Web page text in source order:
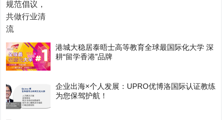
港城大稳居泰晤士高等教育全球最国际化大学 深
耕“留学香港”品牌
企业出海×个人发展：UPRO优博洛国际认证教练
为您保驾护航！